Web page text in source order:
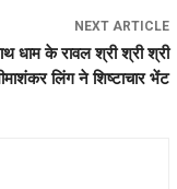
NEXT ARTICLE
धाम के रावल श्री श्री श्री
लिंग ने शिष्टाचार भेंट